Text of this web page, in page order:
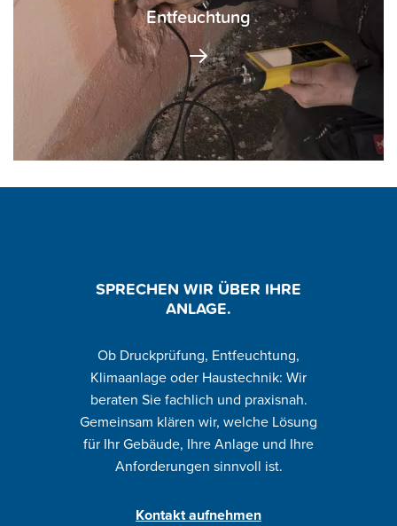
Entfeuchtung
Schadensbestimmung
Entfeuchtung
Instandsetzung
Administratives
SPRECHEN WIR ÜBER IHRE
ANLAGE.
Ob Druckprüfung, Entfeuchtung,
Klimaanlage oder Haustechnik: Wir
beraten Sie fachlich und praxisnah.
Gemeinsam klären wir, welche Lösung
für Ihr Gebäude, Ihre Anlage und Ihre
Anforderungen sinnvoll ist.
Kontakt aufnehmen